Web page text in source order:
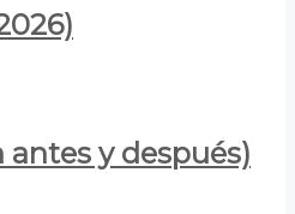
y después)